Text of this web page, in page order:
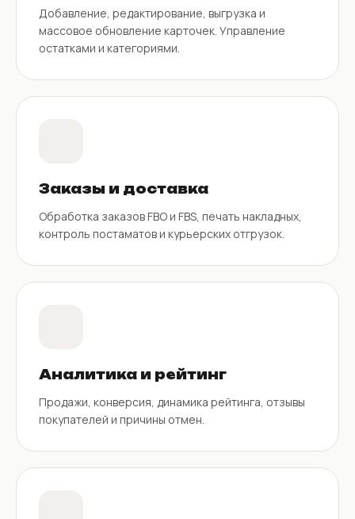
Добавление, редактирование, выгрузка и
массовое обновление карточек. Управление
остатками и категориями.
Заказы и доставка
Обработка заказов FBO и FBS, печать накладных,
контроль постаматов и курьерских отгрузок.
Аналитика и рейтинг
Продажи, конверсия, динамика рейтинга, отзывы
покупателей и причины отмен.